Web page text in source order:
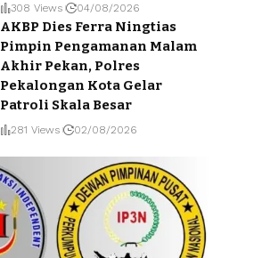
308 Views 04/08/2026
AKBP Dies Ferra Ningtias
Pimpin Pengamanan Malam
Akhir Pekan, Polres
Pekalongan Kota Gelar
Patroli Skala Besar
281 Views 02/08/2026